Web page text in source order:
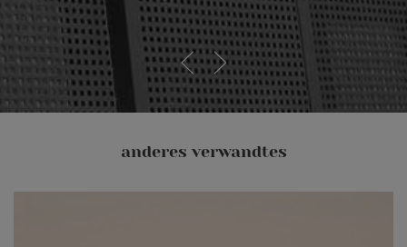
anderes verwandtes